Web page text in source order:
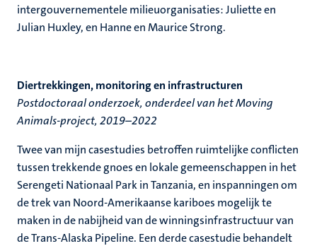
intergouvernementele milieuorganisaties: Juliette en
Julian Huxley, en Hanne en Maurice Strong.
Diertrekkingen, monitoring en infrastructuren
Postdoctoraal onderzoek, onderdeel van het Moving
Animals-project, 2019–2022
Twee van mijn casestudies betroffen ruimtelijke conflicten
tussen trekkende gnoes en lokale gemeenschappen in het
Serengeti Nationaal Park in Tanzania, en inspanningen om
de trek van Noord-Amerikaanse kariboes mogelijk te
maken in de nabijheid van de winningsinfrastructuur van
de Trans-Alaska Pipeline. Een derde casestudie behandelt